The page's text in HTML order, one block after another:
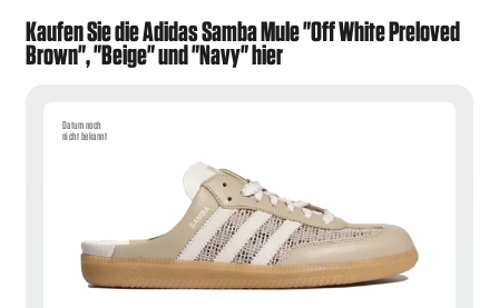
Kaufen Sie die Adidas Samba Mule "Off White Preloved
Brown", "Beige" und "Navy" hier
Datum noch
nicht bekannt